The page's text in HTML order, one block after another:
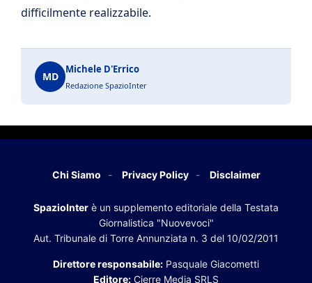
difficilmente realizzabile.
MD
Michele D'Errico
Redazione SpazioInter
Chi Siamo Privacy Policy Disclaimer
SpazioInter è un supplemento editoriale della Testata
Giornalistica "Nuovevoci"
Aut. Tribunale di Torre Annunziata n. 3 del 10/02/2011
Direttore responsabile: Pasquale Giacometti
Editore: Cierre Media SRLS